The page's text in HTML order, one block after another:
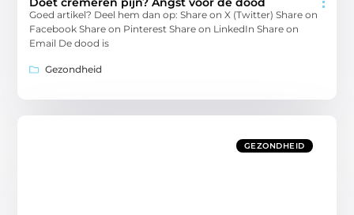
Goed artikel? Deel hem dan op: Share on X (Twitter) Share on
Facebook Share on Pinterest Share on LinkedIn Share on
Email De dood is
Gezondheid
GEZONDHEID